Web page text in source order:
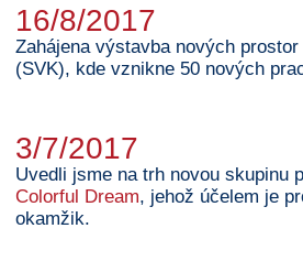
16/8/2017
Zahájena výstavba nových
(SVK), kde vznikne 50 nových
3/7/2017
Uvedli jsme na trh novou skupinu
Colorful Dream, jehož účelem je
okamžik.